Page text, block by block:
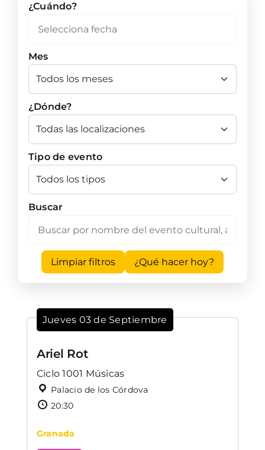
¿Cuándo?
Mes
¿Dónde?
Tipo de evento
Buscar
Limpiar filtros ¿Qué hacer hoy?
Jueves 03 de Septiembre
Ariel Rot
Ciclo 1001 Músicas
Palacio de los Córdova
20:30
Granada